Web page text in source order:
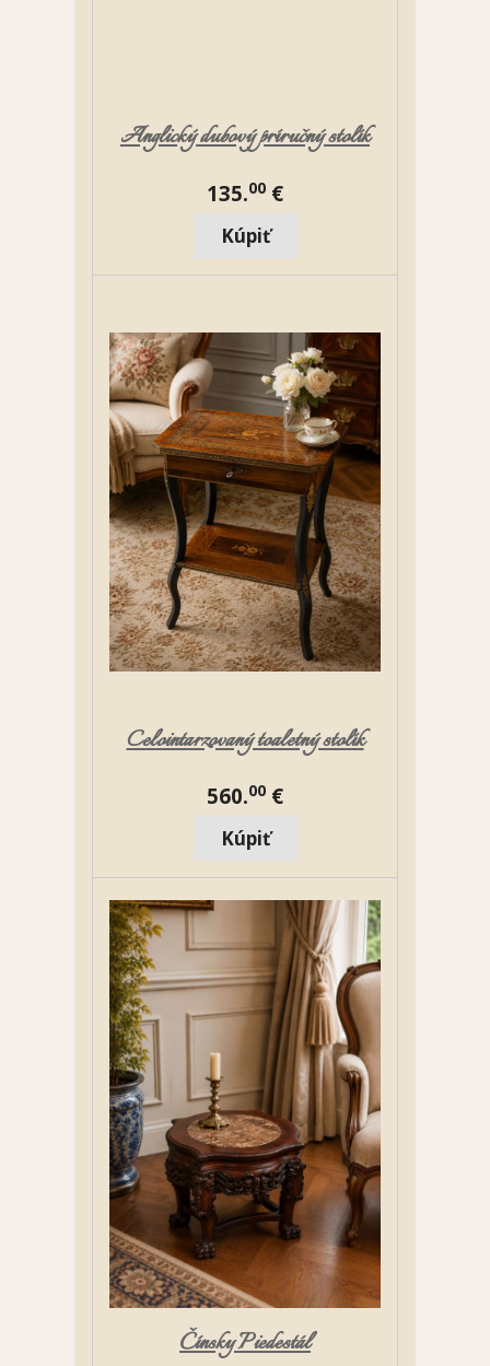
Anglický dubový príručný stolík
135.00 €
Celointarzovaný toaletný stolík
560.00 €
Čínsky Piedestál